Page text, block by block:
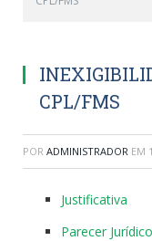
CPL/FMS
POR ADMINISTRADOR EM
Justificativa
Parecer Jurídico